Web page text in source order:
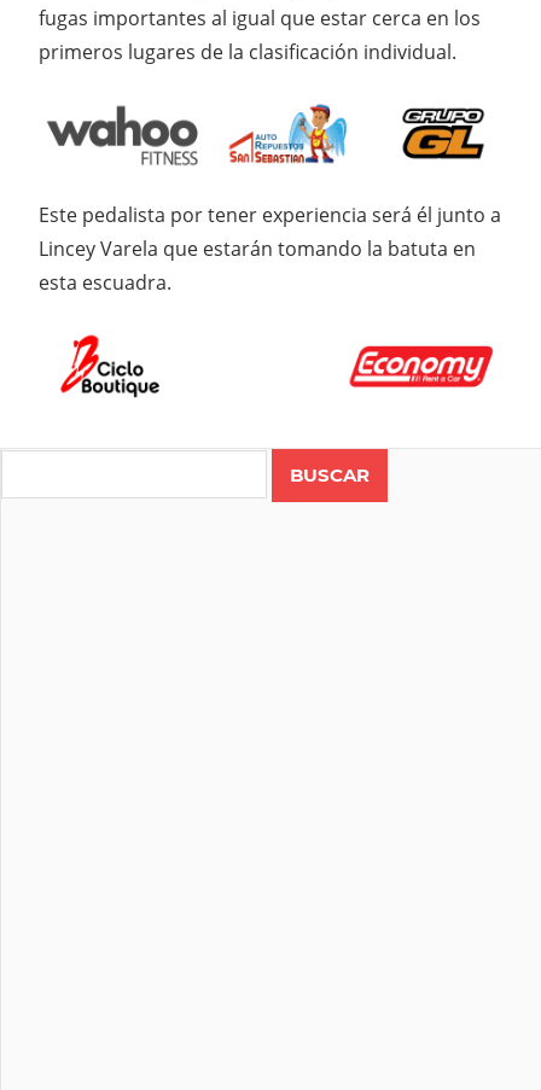
fugas importantes al igual que estar cerca en los
primeros lugares de la clasificación individual.
Este pedalista por tener experiencia será él junto a
Lincey Varela que estarán tomando la batuta en
esta escuadra.